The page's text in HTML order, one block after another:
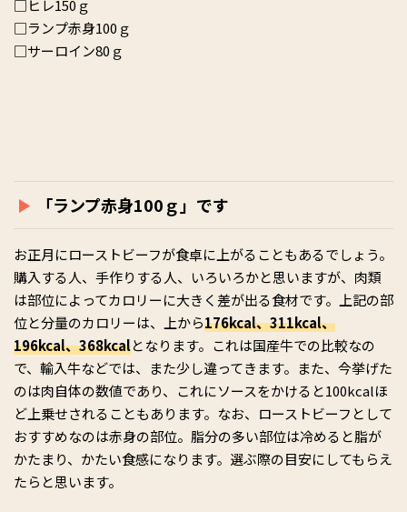
□ヒレ150ｇ
□ランプ赤身100ｇ
□サーロイン80ｇ
「ランプ赤身100ｇ」です
お正月にローストビーフが食卓に上がることもあるでしょう。
購入する人、手作りする人、いろいろかと思いますが、肉類
は部位によってカロリーに大きく差が出る食材です。上記の部
位と分量のカロリーは、上から176kcal、311kcal、
196kcal、368kcalとなります。これは国産牛での比較なの
で、輸入牛などでは、また少し違ってきます。また、今挙げた
のは肉自体の数値であり、これにソースをかけると100kcalほ
ど上乗せされることもあります。なお、ローストビーフとして
おすすめなのは赤身の部位。脂分の多い部位は冷めると脂が
かたまり、かたい食感になります。選ぶ際の目安にしてもらえ
たらと思います。